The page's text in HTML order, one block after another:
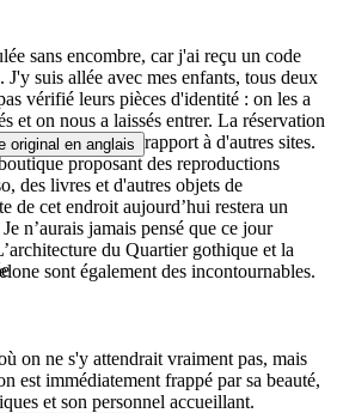
sans encombre, car j'ai reçu un code
suis allée avec mes enfants, tous deux
vérifié leurs pièces d'identité : on les a
et on nous a laissés entrer. La réservation
bon marché par rapport à d'autres sites.
proposant des reproductions
des livres et d'autres objets de
de cet endroit aujourd’hui restera un
n’aurais jamais pensé que ce jour
du Quartier gothique et la
sont également des incontournables.
original en anglais
on ne s'y attendrait vraiment pas, mais
est immédiatement frappé par sa beauté,
et son personnel accueillant.